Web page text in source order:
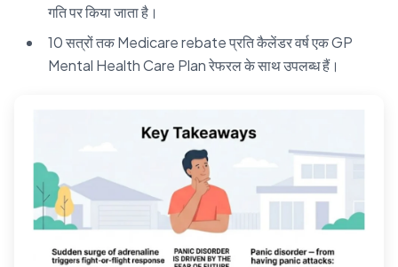
गति पर किया जाता है।
10 सत्रों तक Medicare rebate प्रति कैलेंडर वर्ष एक GP
Mental Health Care Plan रेफरल के साथ उपलब्ध हैं।